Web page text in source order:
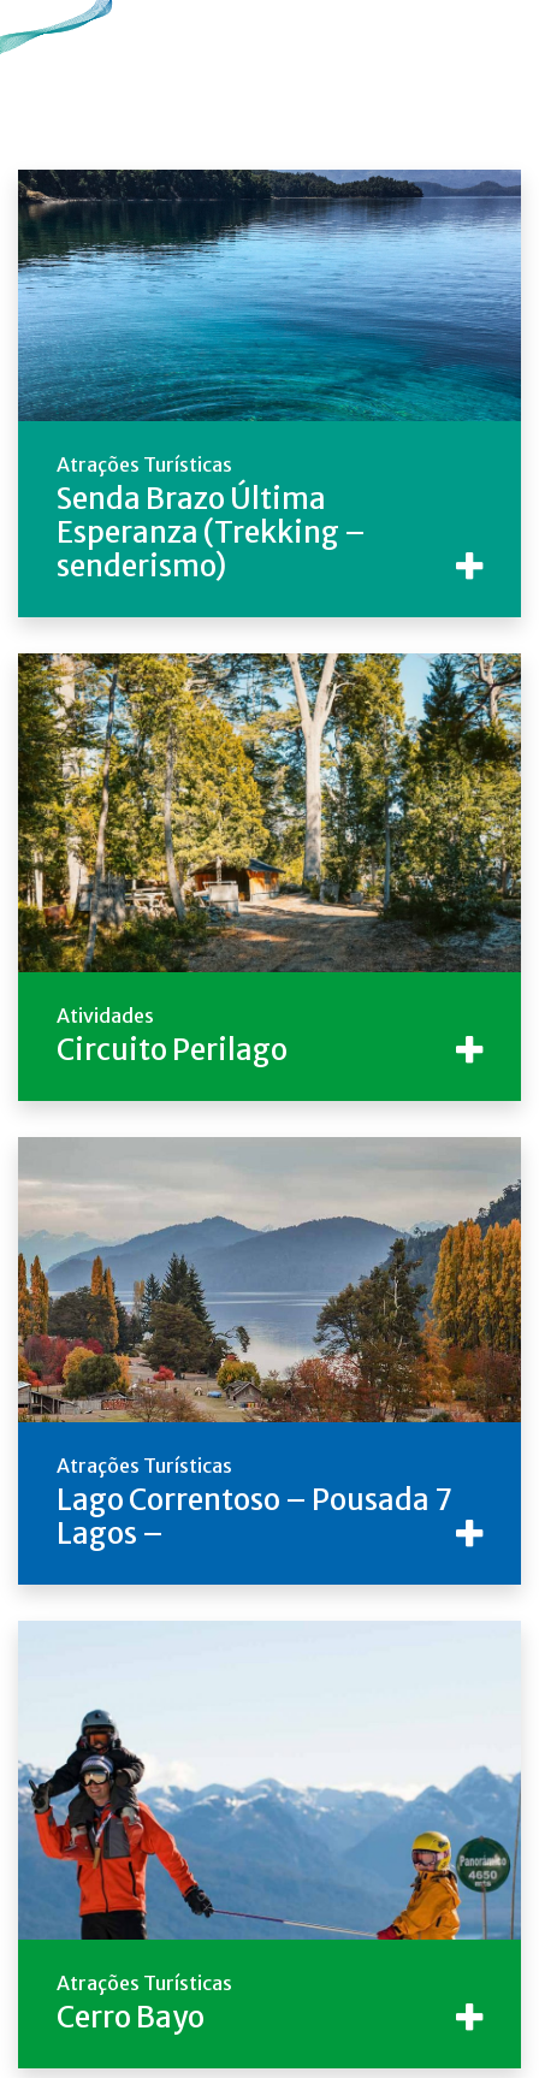
Atrações Turísticas
Senda Brazo Última
Esperanza (Trekking –
senderismo)
Atividades
Circuito Perilago
Atrações Turísticas
Lago Correntoso – Pousada 7
Lagos –
Atrações Turísticas
Cerro Bayo